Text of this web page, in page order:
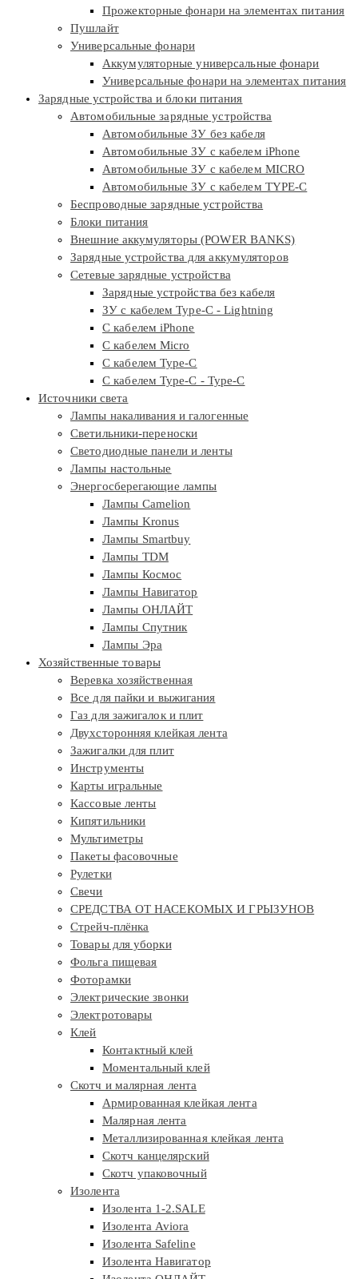
Прожекторные фонари на элементах питания
Пушлайт
Универсальные фонари
Аккумуляторные универсальные фонари
Универсальные фонари на элементах питания
Зарядные устройства и блоки питания
Автомобильные зарядные устройства
Автомобильные ЗУ без кабеля
Автомобильные ЗУ с кабелем iPhone
Автомобильные ЗУ с кабелем MICRO
Автомобильные ЗУ с кабелем TYPE-C
Беспроводные зарядные устройства
Блоки питания
Внешние аккумуляторы (POWER BANKS)
Зарядные устройства для аккумуляторов
Сетевые зарядные устройства
Зарядные устройства без кабеля
ЗУ с кабелем Type-C - Lightning
С кабелем iPhone
С кабелем Micro
С кабелем Type-C
С кабелем Type-C - Type-C
Источники света
Лампы накаливания и галогенные
Светильники-переноски
Светодиодные панели и ленты
Лампы настольные
Энергосберегающие лампы
Лампы Camelion
Лампы Kronus
Лампы Smartbuy
Лампы TDM
Лампы Космос
Лампы Навигатор
Лампы ОНЛАЙТ
Лампы Спутник
Лампы Эра
Хозяйственные товары
Веревка хозяйственная
Все для пайки и выжигания
Газ для зажигалок и плит
Двухсторонняя клейкая лента
Зажигалки для плит
Инструменты
Карты игральные
Кассовые ленты
Кипятильники
Мультиметры
Пакеты фасовочные
Рулетки
Свечи
СРЕДСТВА ОТ НАСЕКОМЫХ И ГРЫЗУНОВ
Стрейч-плёнка
Товары для уборки
Фольга пищевая
Фоторамки
Электрические звонки
Электротовары
Клей
Контактный клей
Моментальный клей
Скотч и малярная лента
Армированная клейкая лента
Малярная лента
Металлизированная клейкая лента
Скотч канцелярский
Скотч упаковочный
Изолента
Изолента 1-2.SALE
Изолента Aviora
Изолента Safeline
Изолента Навигатор